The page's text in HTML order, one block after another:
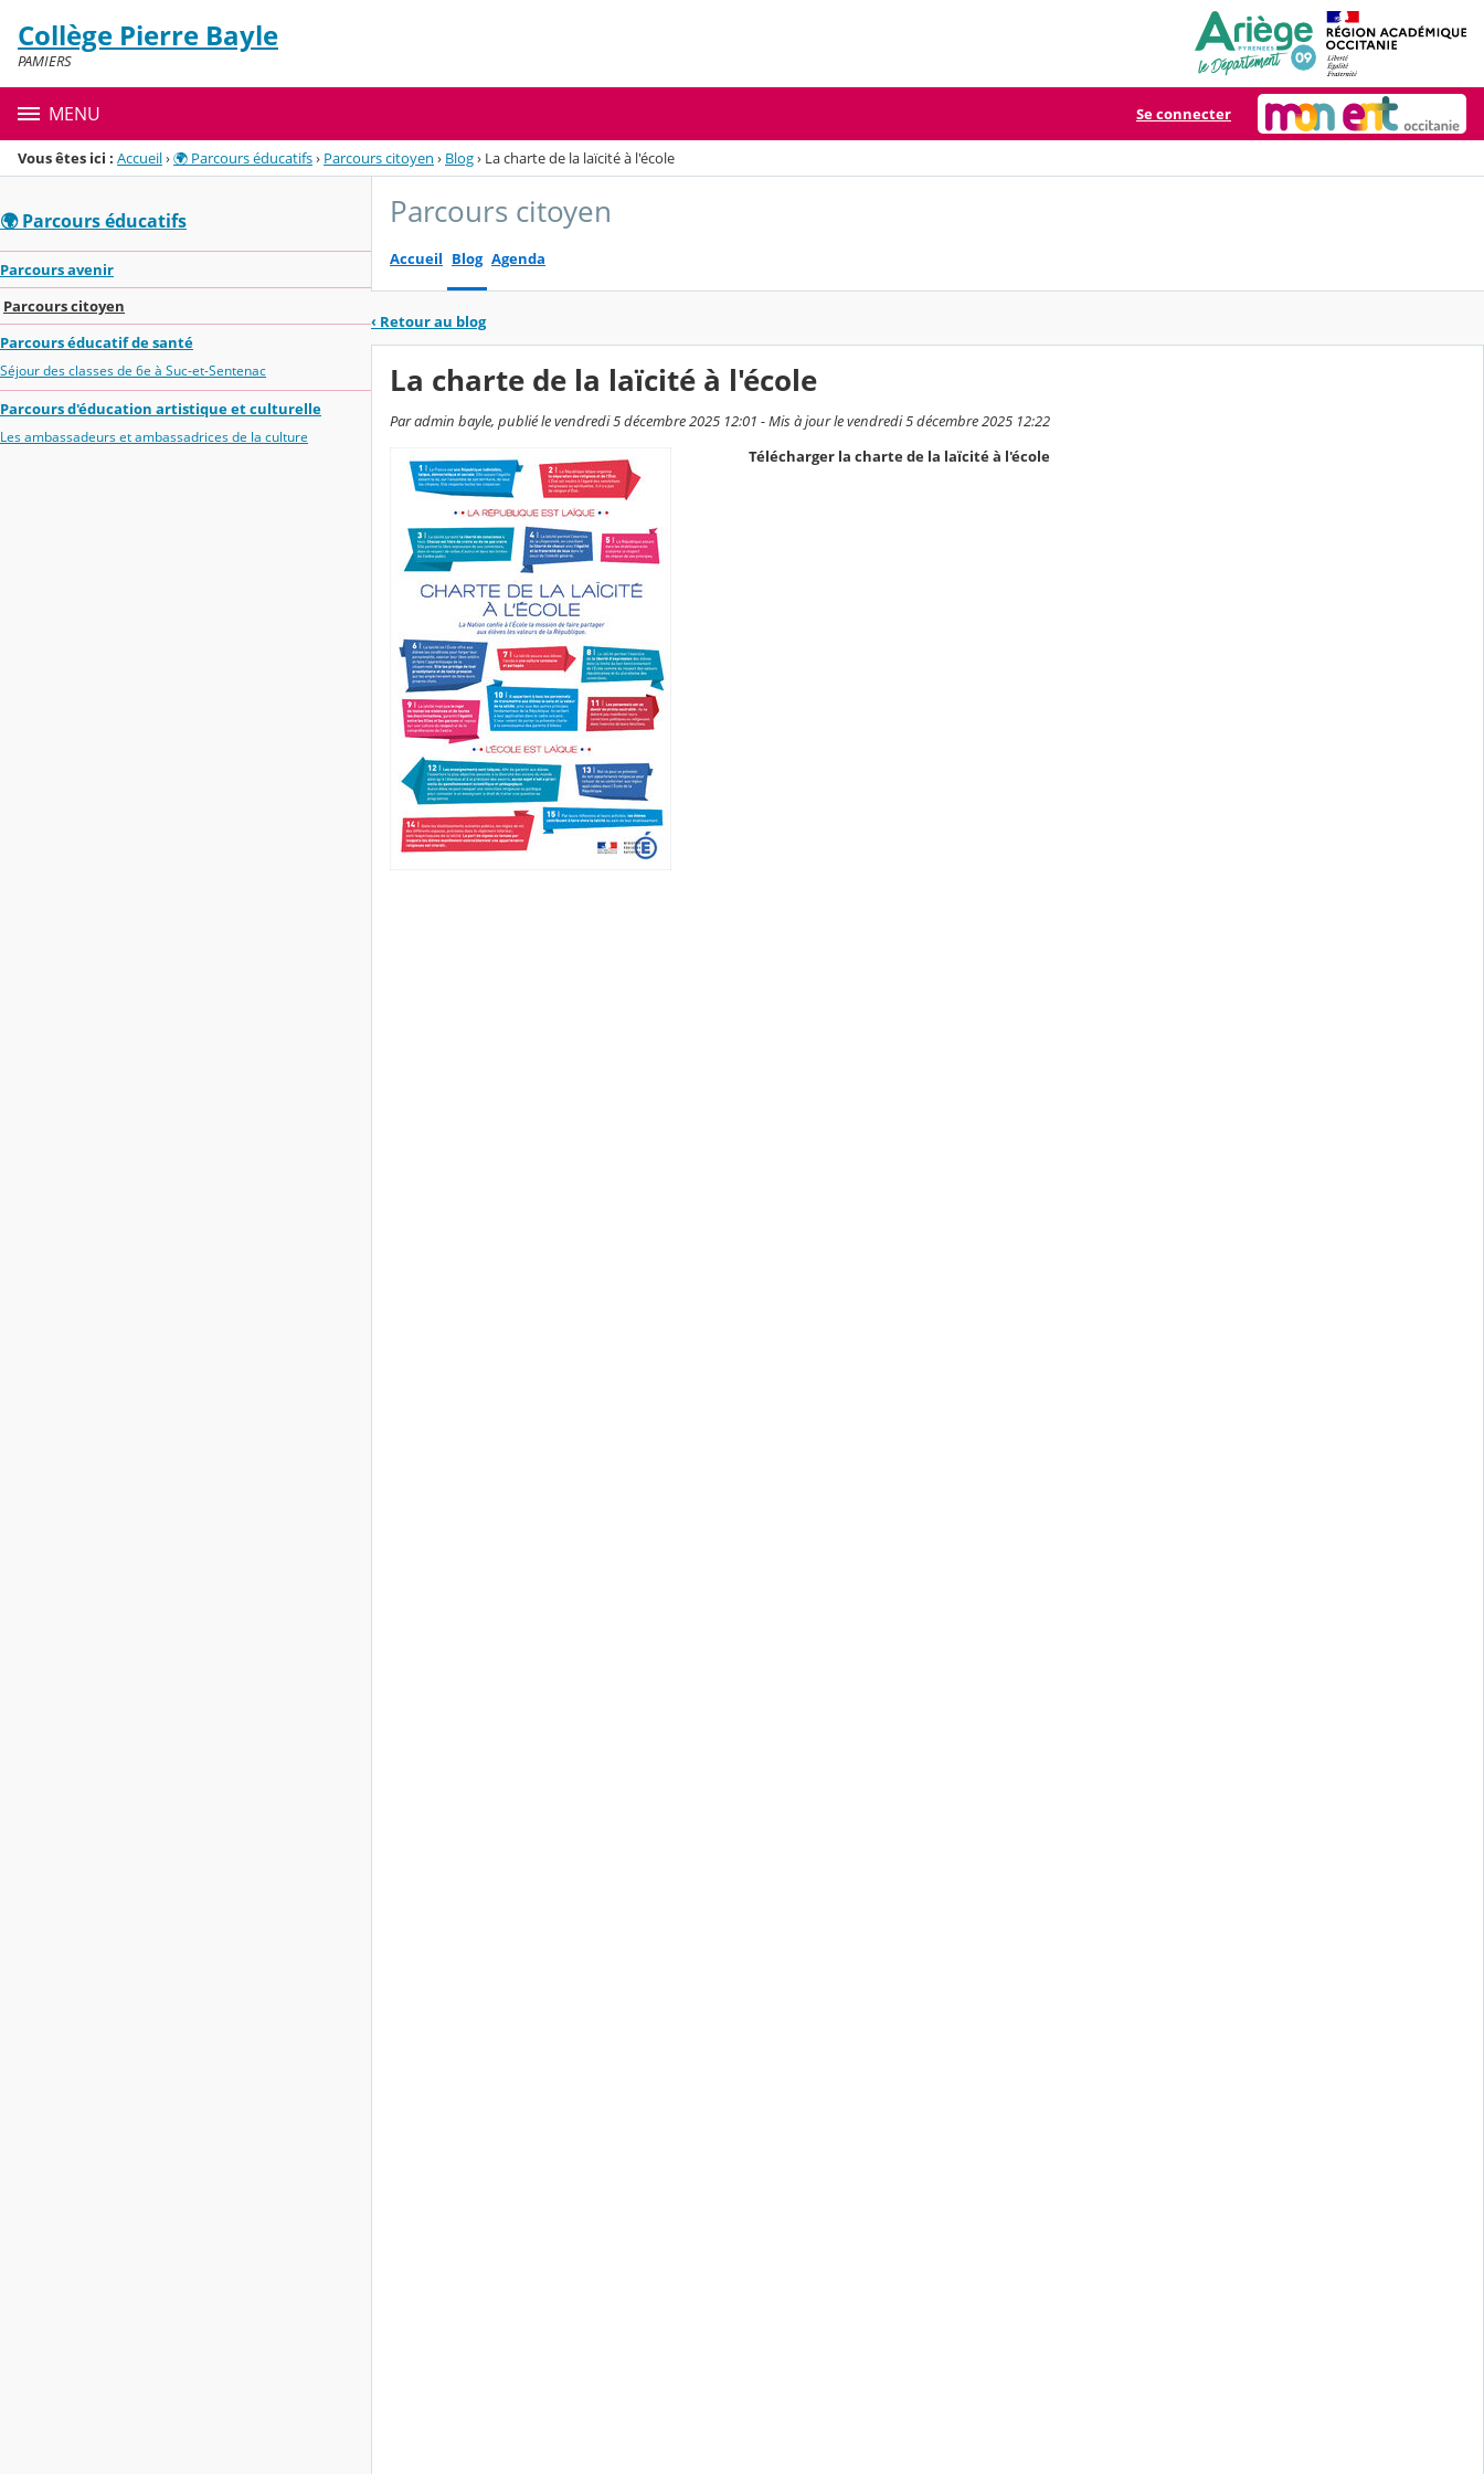
Menu de la rubrique
Contenu
Collège Pierre Bayle
PAMIERS
MENU Se connecter
Vous êtes ici : Accueil›🌍 Parcours éducatifs› Parcours citoyen › Blog› La charte de la laïcité à l'école
🌍 Parcours éducatifs
Parcours avenir
Parcours citoyen
Parcours éducatif de santé
Séjour des classes de 6e à Suc-et-Sentenac
Parcours d'éducation artistique et culturelle
Les ambassadeurs et ambassadrices de la culture
Parcours citoyen
Accueil Blog Agenda
‹ Retour au blog
La charte de la laïcité à l'école
Par admin bayle, publié le vendredi 5 décembre 2025 12:01 - Mis à jour le vendredi 5 décembre 2025 12:22
Télécharger la charte de la laïcité à l'école